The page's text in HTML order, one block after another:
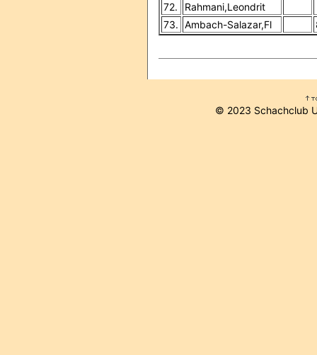
72.
Rahmani,Leondrit
73. Ambach-Salazar,Fl
© 2023 Schachclub